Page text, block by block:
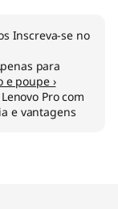
Inscreva-se no
para
e poupe ›
Pro com
e vantagens